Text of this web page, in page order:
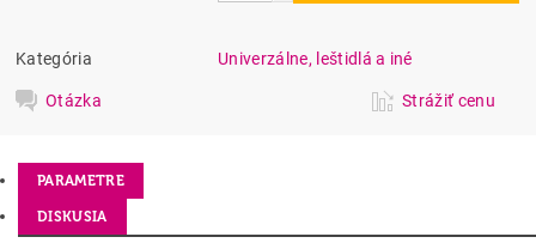
Kategória Univerzálne, leštidlá a iné
Otázka Strážiť cenu
PARAMETRE
DISKUSIA